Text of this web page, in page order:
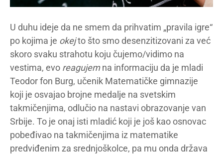
U duhu ideje da ne smem da prihvatim „pravila igre“
po kojima je okejto što smo desenzitizovani za već
skoro svaku strahotu koju čujemo/vidimo na
vestima, evo reagujemna informaciju da je mladi
Teodor fon Burg, učenik Matematičke gimnazije
koji je osvajao brojne medalje na svetskim
takmičenjima, odlučio na nastavi obrazovanje van
Srbije. To je onaj isti mladić koji je još kao osnovac
pobeđivao na takmičenjima iz matematike
predviđenim za srednjoškolce, pa mu onda država